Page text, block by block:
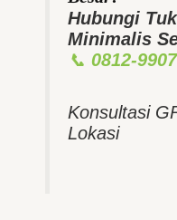
Hubungi
Minimalis
📞 0812-
Konsultasi
Lokasi